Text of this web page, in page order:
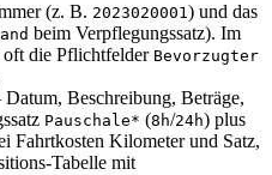
(z. B. 2023020001) und das
beim Verpflegungssatz). Im
die Pflichtfelder Bevorzugter
Beschreibung, Beträge,
Pauschale* (8h/24h) plus
Fahrtkosten Kilometer und Satz,
Tabelle mit